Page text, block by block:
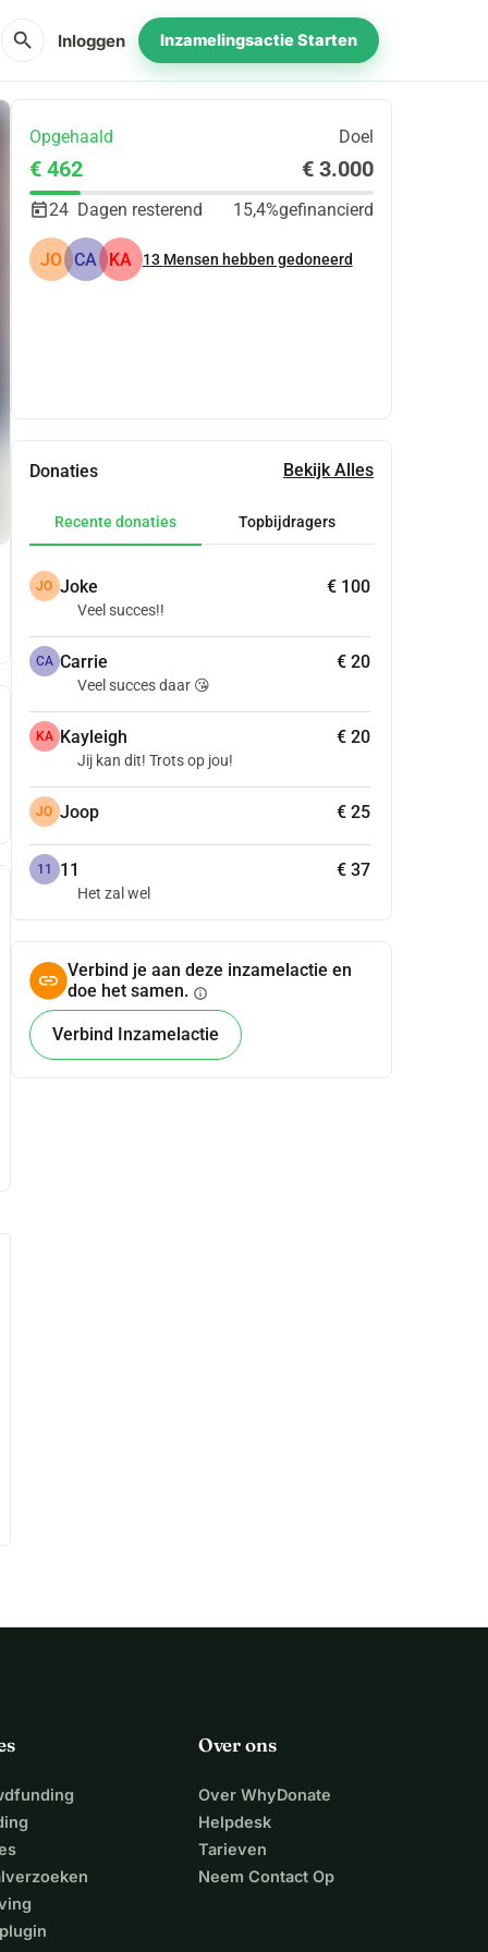
search Inloggen Inzamelingsactie Starten
Opgehaald Doel
€ 462 € 3.000
24 Dagen resterend 15,4%gefinancierd
JO CA KA 13 Mensen hebben gedoneerd
Donaties Bekijk Alles
Recente donaties Topbijdragers
JO Joke € 100
Veel succes!!
CA Carrie € 20
Veel succes daar 😘
KA Kayleigh € 20
Jij kan dit! Trots op jou!
JO Joop € 25
11 11 € 37
Het zal wel
Verbind je aan deze inzamelactie en
doe het samen. info
Verbind Inzamelactie
Over ons
Over WhyDonate
Helpdesk
Tarieven
Neem Contact Op